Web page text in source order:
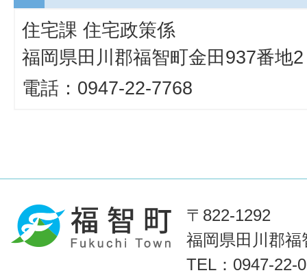
住宅課 住宅政策係
福岡県田川郡福智町金田937番地2
電話：0947-22-7768
〒822-1292
福岡県田川郡福
TEL：0947-22-